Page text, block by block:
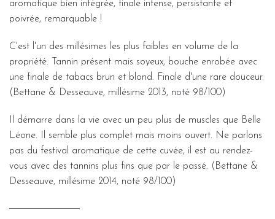
aromatique bien intégrée, finale intense, persistante et
poivrée, remarquable !
C'est l'un des millésimes les plus faibles en volume de la
propriété. Tannin présent mais soyeux, bouche enrobée avec
une finale de tabacs brun et blond. Finale d'une rare douceur.
(Bettane & Desseauve, millésime 2013, noté 98/100)
Il démarre dans la vie avec un peu plus de muscles que Belle
Léone. Il semble plus complet mais moins ouvert. Ne parlons
pas du festival aromatique de cette cuvée, il est au rendez-
vous avec des tannins plus fins que par le passé. (Bettane &
Desseauve, millésime 2014, noté 98/100)